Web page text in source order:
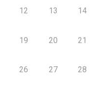
12 13 14
19 20 21
26 27 28